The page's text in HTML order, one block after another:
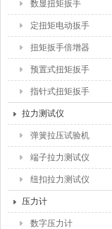
数显扭矩扳手
定扭矩电动扳手
扭矩扳手倍增器
预置式扭矩扳手
指针式扭矩扳手
拉力测试仪
弹簧拉压试验机
端子拉力测试仪
纽扣拉力测试仪
压力计
数字压力计